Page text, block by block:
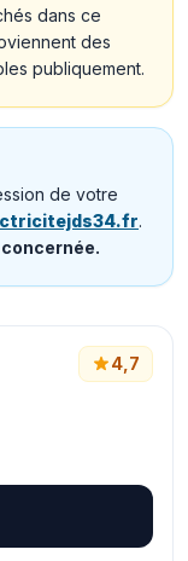
dans ce
des
publiquement.
de votre
.
4,7